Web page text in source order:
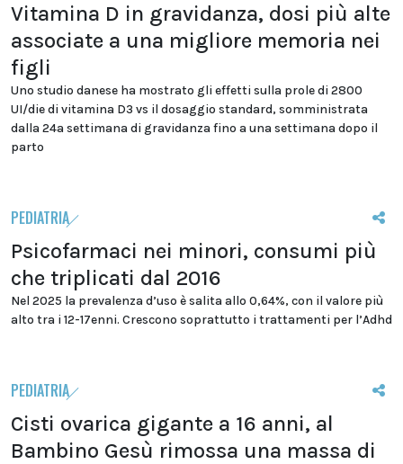
Vitamina D in gravidanza, dosi più alte
associate a una migliore memoria nei
figli
Uno studio danese ha mostrato gli effetti sulla prole di 2800
UI/die di vitamina D3 vs il dosaggio standard, somministrata
dalla 24a settimana di gravidanza fino a una settimana dopo il
parto
PEDIATRIA
Psicofarmaci nei minori, consumi più
che triplicati dal 2016
Nel 2025 la prevalenza d’uso è salita allo 0,64%, con il valore più
alto tra i 12-17enni. Crescono soprattutto i trattamenti per l’Adhd
PEDIATRIA
Cisti ovarica gigante a 16 anni, al
Bambino Gesù rimossa una massa di